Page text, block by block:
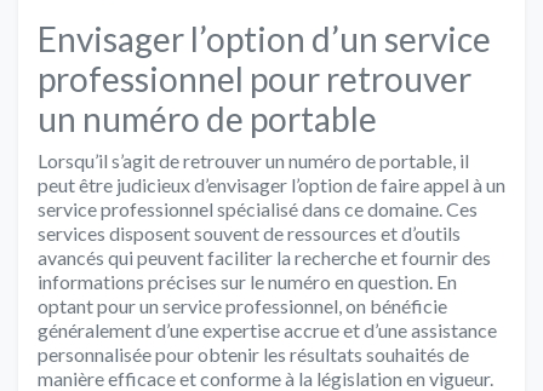
Envisager l’option d’un service
professionnel pour retrouver
un numéro de portable
Lorsqu’il s’agit de retrouver un numéro de portable, il
peut être judicieux d’envisager l’option de faire appel à un
service professionnel spécialisé dans ce domaine. Ces
services disposent souvent de ressources et d’outils
avancés qui peuvent faciliter la recherche et fournir des
informations précises sur le numéro en question. En
optant pour un service professionnel, on bénéficie
généralement d’une expertise accrue et d’une assistance
personnalisée pour obtenir les résultats souhaités de
manière efficace et conforme à la législation en vigueur.